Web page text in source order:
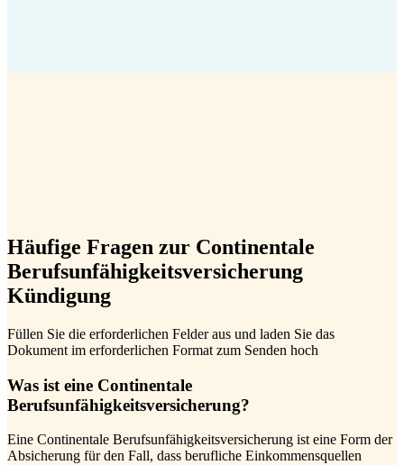
Häufige Fragen zur Continentale
Berufsunfähigkeitsversicherung
Kündigung
Füllen Sie die erforderlichen Felder aus und laden Sie das
Dokument im erforderlichen Format zum Senden hoch
Was ist eine Continentale
Berufsunfähigkeitsversicherung?
Eine Continentale Berufsunfähigkeitsversicherung ist eine Form der
Absicherung für den Fall, dass berufliche Einkommensquellen